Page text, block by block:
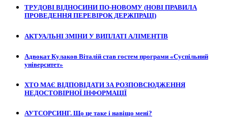
ТРУДОВІ ВІДНОСИНИ ПО-НОВОМУ (НОВІ ПРАВИЛА
ПРОВЕДЕННЯ ПЕРЕВІРОК ДЕРЖПРАЦІ)
АКТУАЛЬНІ ЗМІНИ У ВИПЛАТІ АЛІМЕНТІВ
Адвокат Кулаков Віталій став гостем програми «Суспільний
університет»
ХТО МАЄ ВІДПОВІДАТИ ЗА РОЗПОВСЮДЖЕННЯ
НЕДОСТОВІРНОЇ ІНФОРМАЦІЇ
АУТСОРСИНГ. Що це таке і навіщо мені?